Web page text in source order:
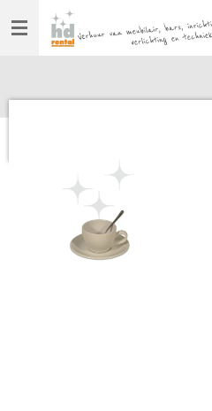
Ga
direct
hoofdinhoud